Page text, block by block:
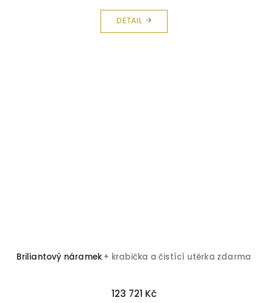
DETAIL
Briliantový náramek + krabička a čistící utěrka zdarma
123 721 Kč